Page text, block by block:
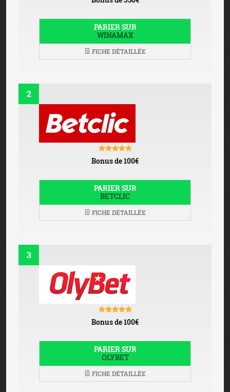
PARIER SUR
WINAMAX
FICHE DÉTAILLÉE
2
Bonus de 100€
PARIER SUR
BETCLIC
FICHE DÉTAILLÉE
3
Bonus de 100€
PARIER SUR
OLYBET
FICHE DÉTAILLÉE